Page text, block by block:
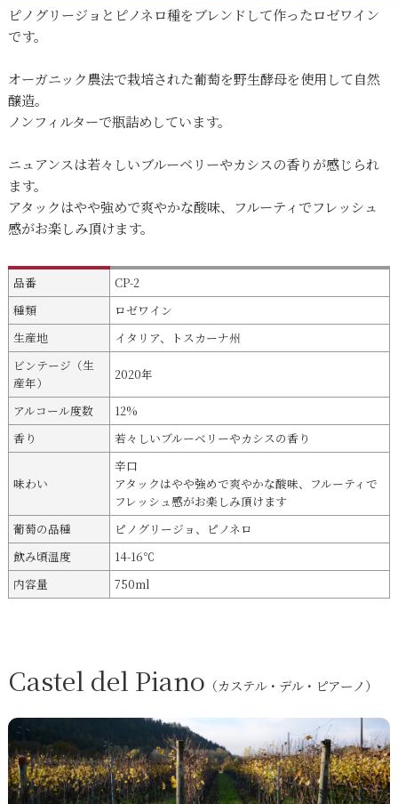
ピノグリージョとピノネロ種をブレンドして作ったロゼワイン
です。
オーガニック農法で栽培された葡萄を野生酵母を使用して自然
醸造。
ノンフィルターで瓶詰めしています。
ニュアンスは若々しいブルーベリーやカシスの香りが感じられ
ます。
アタックはやや強めで爽やかな酸味、フルーティでフレッシュ
感がお楽しみ頂けます。
品番
CP-2
種類
ロゼワイン
生産地
イタリア、トスカーナ州
ビンテージ（生
産年）
2020年
アルコール度数
12%
香り
若々しいブルーベリーやカシスの香り
味わい
辛口
アタックはやや強めで爽やかな酸味、フルーティで
フレッシュ感がお楽しみ頂けます
葡萄の品種
ピノグリージョ、ピノネロ
飲み頃温度
14-16℃
内容量
750ml
Castel del Piano （カステル・デル・ピアーノ）